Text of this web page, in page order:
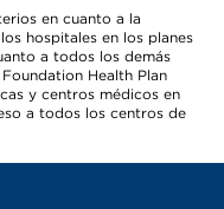
en cuanto a la
hospitales en los planes
a todos los demás
Health Plan
y centros médicos en
a todos los centros de